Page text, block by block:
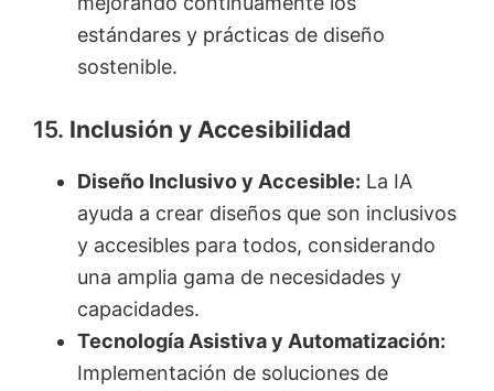
estándares y prácticas de diseño
sostenible.
15. Inclusión y Accesibilidad
Diseño Inclusivo y Accesible: La IA
ayuda a crear diseños que son inclusivos
y accesibles para todos, considerando
una amplia gama de necesidades y
capacidades.
Tecnología Asistiva y Automatización:
Implementación de soluciones de